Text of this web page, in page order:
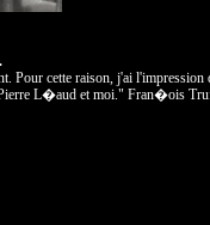
.
Pour cette raison, j'ai
L�aud et moi." Fran�ois